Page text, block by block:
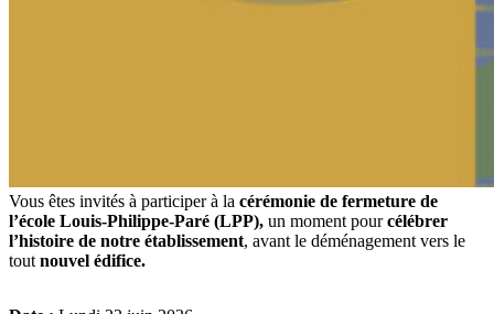
Vous êtes invités à participer à la cérémonie de fermeture de
l’école Louis-Philippe-Paré (LPP), un moment pourcélébrer
l’histoire de notre établissement, avant le déménagement vers le
tout nouvel édifice.